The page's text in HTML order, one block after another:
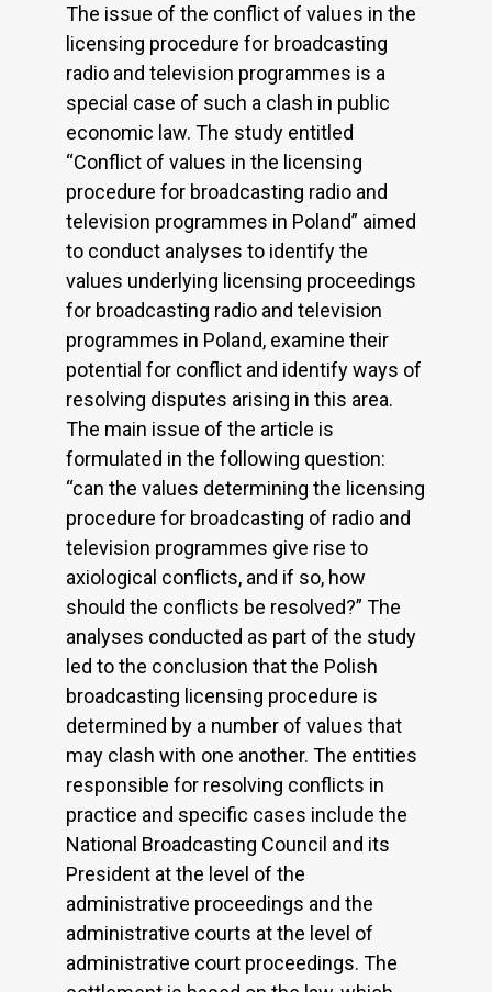
The issue of the conflict of values in the
licensing procedure for broadcasting
radio and television programmes is a
special case of such a clash in public
economic law. The study entitled
“Conflict of values in the licensing
procedure for broadcasting radio and
television programmes in Poland” aimed
to conduct analyses to identify the
values underlying licensing proceedings
for broadcasting radio and television
programmes in Poland, examine their
potential for conflict and identify ways of
resolving disputes arising in this area.
The main issue of the article is
formulated in the following question:
“can the values determining the licensing
procedure for broadcasting of radio and
television programmes give rise to
axiological conflicts, and if so, how
should the conflicts be resolved?” The
analyses conducted as part of the study
led to the conclusion that the Polish
broadcasting licensing procedure is
determined by a number of values that
may clash with one another. The entities
responsible for resolving conflicts in
practice and specific cases include the
National Broadcasting Council and its
President at the level of the
administrative proceedings and the
administrative courts at the level of
administrative court proceedings. The